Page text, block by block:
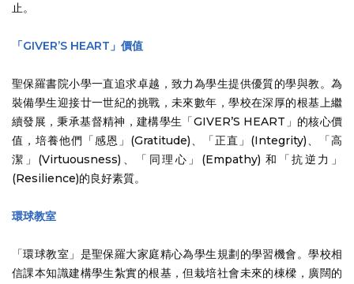
止。
「GIVER’S HEART」價值
聖保羅書院小學一直追求卓越，致力為學生提供優質的學與教。為
裝備學生迎接廿一世紀的挑戰，未來數年，學校在深厚的根基上繼
續發展，秉承基督精神，建構學生「GIVER’S HEART」的核心價
值，培養他們「感恩」(Gratitude)、「正直」(Integrity)、「高
潔」(Virtuousness)、「同理心」(Empathy) 和「抗逆力」
(Resilience)的良好素質。
環球教室
「環球教室」是聖保羅大家庭精心為學生規劃的學習機會。學校相
信課本知識建構學生紮實的根基，但栽培社會未來的棟樑，廣闊的